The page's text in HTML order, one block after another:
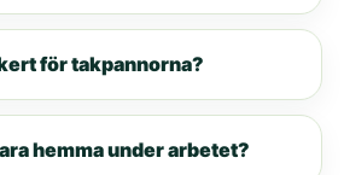
för takpannorna?
hemma under arbetet?